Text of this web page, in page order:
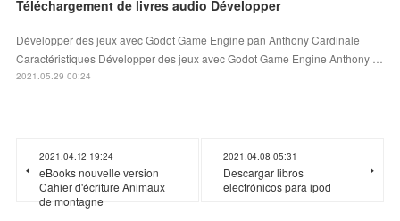
Téléchargement de livres audio Développer
Développer des jeux avec Godot Game Engine pan Anthony Cardinale
Caractéristiques Développer des jeux avec Godot Game Engine Anthony …
2021.05.29 00:24
2021.04.12 19:24
eBooks nouvelle version
Cahier d'écriture Animaux
de montagne
2021.04.08 05:31
Descargar libros
electrónicos para ipod